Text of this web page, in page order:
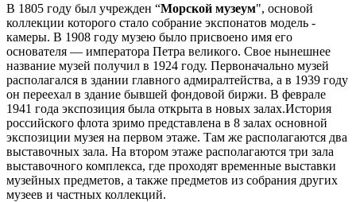
В 1805 году был учрежден “Морской музеум", основой
коллекции которого стало собрание экспонатов модель -
камеры. В 1908 году музею было присвоено имя его
основателя — императора Петра великого. Свое нынешнее
название музей получил в 1924 году. Первоначально музей
располагался в здании главного адмиралтейства, а в 1939 году
он переехал в здание бывшей фондовой биржи. В феврале
1941 года экспозиция была открыта в новых залах.История
российского флота зримо представлена в 8 залах основной
экспозиции музея на первом этаже. Там же располагаются два
выставочных зала. На втором этаже располагаются три зала
выставочного комплекса, где проходят временные выставки
музейных предметов, а также предметов из собрания других
музеев и частных коллекций.